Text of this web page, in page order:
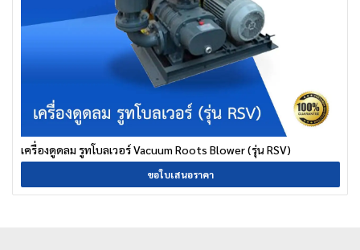
เครื่องดูดลม รูทโบลเวอร์ Vacuum Roots Blower (รุ่น RSV)
ขอใบเสนอราคา